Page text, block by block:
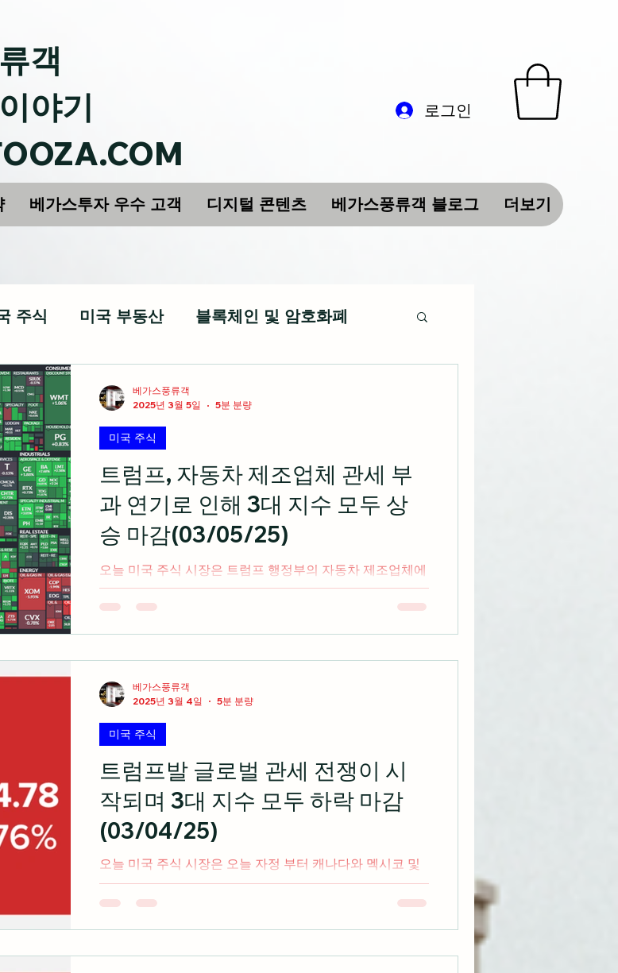
객
야기
로그인
베가스투자 우수 고객 디지털 콘텐츠 베가스풍류객 블로그 더보기
주식 미국 부동산 블록체인 및 암호화폐
미국 주식 입문
전업투자자의 혼잣말
트럼프, 자동차 제조업체 관세 부
과 연기로 인해 3대 지수 모두 상
승 마감(03/05/25)
오늘 미국 주식 시장은 트럼프 행정부의 자동차 제조업체에
대한 관세 부과 연기로 인해 3대 지수 모두 상승마감 출처:
cnbc.com 2025 CES 하드웨어에서 플랫폼 기업으로 진화
미국 주식
베가스풍류객
2025년 3월 5일
5분 분량
트럼프발 글로벌 관세 전쟁이 시
작되며 3대 지수 모두 하락 마감
(03/04/25)
오늘 미국 주식 시장은 오늘 자정 부터 캐나다와 멕시코 및
중국에 관세가 부과되면서 트럼프 발 관세 전쟁이 시작되며
3대 지수 모두 하락마감 출처: cnbc.com 2025 CES 하드
미국 주식
베가스풍류객
2025년 3월 4일
5분 분량